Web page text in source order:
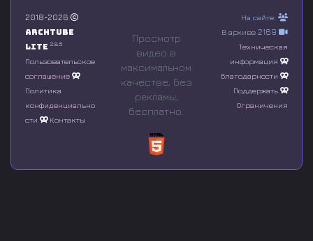
o
f
0
s
o
n
d
2018-2026
Archtube
Lite 2.8.5
Пользовательское
соглашение
Политика
конфиденциально
сти
Контакты
Просмотр
видео в
максимальном
качестве, без
рeкламы,
бесплатно.
На сайте:
В архиве 2169
Техническая
информация
Благодарности
Поддержать
Ограничения